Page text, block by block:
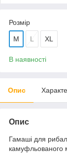
Розмір
M L XL
В наявності
Опис
Опис
Гамаші для
камуфльованого